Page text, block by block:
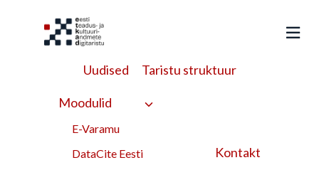
Uudised Taristu struktuur
Moodulid
E-Varamu
DataCite Eesti
Kontakt
andmete graafiline
kujutamine